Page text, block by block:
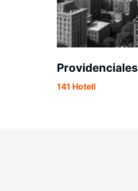
Providenciales
141 Hotell